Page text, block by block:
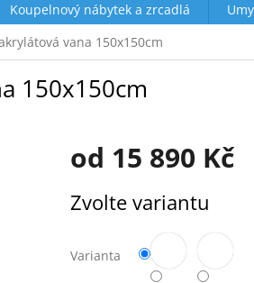
Koupelnový nábytek a zrcadlá
vana 150x150cm
150x150cm
od 15 890 Kč
cena:
Zvolte variantu
Varianta